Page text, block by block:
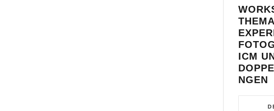
THEMA
ICM
NGEN